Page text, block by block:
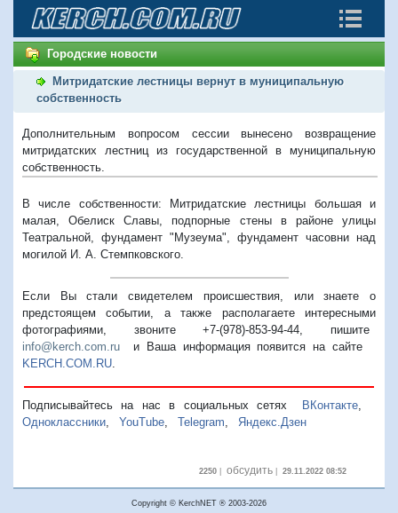
Городские новости
Митридатские лестницы вернут в муниципальную
собственность
Дополнительным вопросом сессии вынесено возвращение
митридатских лестниц из государственной в муниципальную
собственность.
В числе собственности: Митридатские лестницы большая и
малая, Обелиск Славы, подпорные стены в районе улицы
Театральной, фундамент "Музеума", фундамент часовни над
могилой И. А. Стемпковского.
Если Вы стали свидетелем происшествия, или знаете о
предстоящем событии, а также располагаете интересными
фотографиями, звоните +7-(978)-853-94-44, пишите
info@kerch.com.ru и Ваша информация появится на сайте
KERCH.COM.RU
Подписывайтесь на нас в социальных сетях ВКонтакте,
Одноклассники
YouTube Telegram Яндекс.Дзен
2250| обсудить| 29.11.2022 08:52
Copyright © KerchNET ® 2003-2026